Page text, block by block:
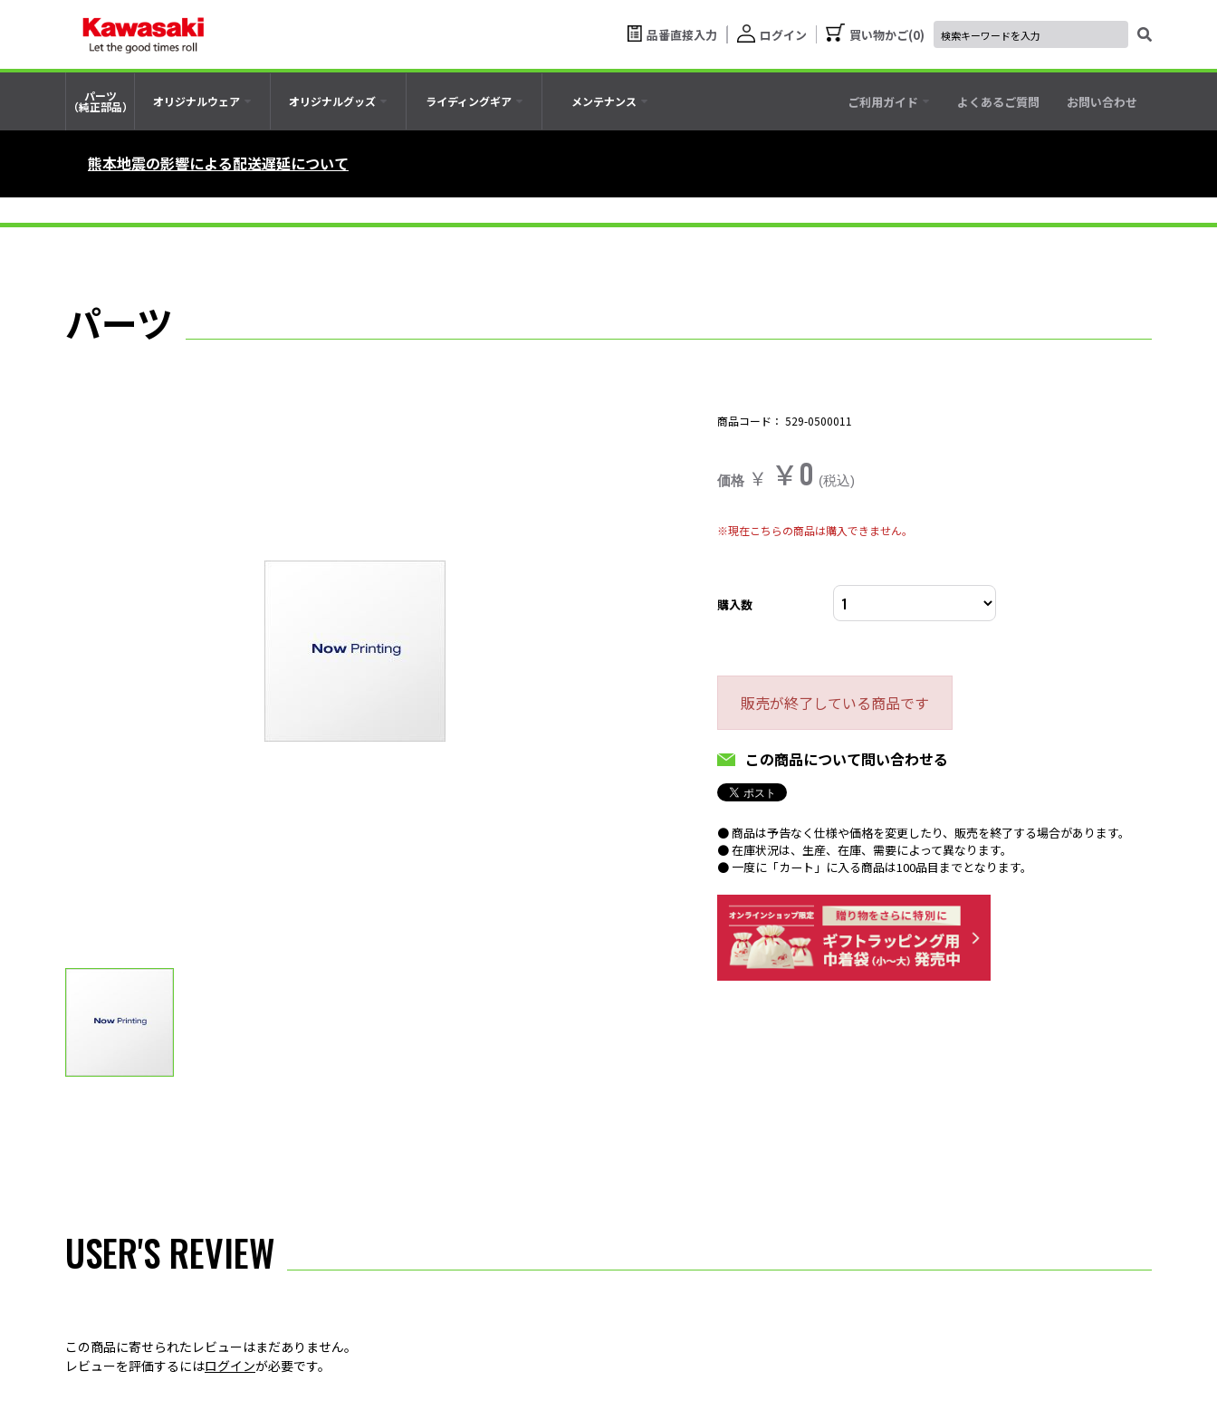
品番直接入力 ログイン 買い物かご 0
パーツ
（純正部品） オリジナルウェア オリジナルグッズ ライディングギア メンテナンス ご利用ガイド よくあるご質問 お問い合わせ
熊本地震の影響による配送遅延について
パーツ
商品コード： 529-0500011
価格 ￥ ￥0 (税込)
※現在こちらの商品は購入できません。
購入数
販売が終了している商品です
この商品について問い合わせる
● 商品は予告なく仕様や価格を変更したり、販売を終了する場合があります。
● 在庫状況は、生産、在庫、需要によって異なります。
● 一度に「カート」に入る商品は100品目までとなります。
USER'S REVIEW
この商品に寄せられたレビューはまだありません。
レビューを評価するにはログインが必要です。